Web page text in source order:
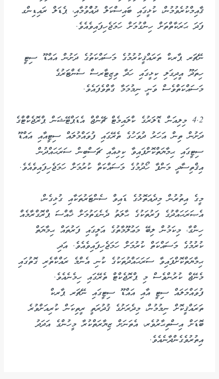
ޤާއިމްކުރެވުމުން، ކުޅީގައި ބައިސްކަލް ދުއްްވުމާއި، ޕެޑަލް ރައިޑިންގ
ފަދަ ޙަރަކާތްތަށް ހިންގުމަށް ހަމަޖެހިފައިވެއެވެ.
ނޭޗަރ ޕާރކް ތަރައްޤީކުރުމުގެ މަސައްކަތުގެ ދަށުން އައްޑޫ ސިޓީ
ހިތަދޫ އީދިގަލި ކިޅީގައި ހަދާ ވިޒިޓާރސް ސެންޓަރުގެ
މަސައްކަތްވެސް ވަނީ ނިމުމަމާ ގާތްވެފައެވެ.
4.2 މިލިއަން ޑޮލަރުގެ ކްލައިމެޓް ޗޭންޖް އެޑަޕްޓޭޝަން ޕްރޮޖެކްްޓްގެ
ދަށުން ތިން އަހަރު ދުވަހުގެ ތެރޭގައި ފުވައްމުލައް ސިޓީއާއި އައްޑޫ
ސިޓީގައި ޙިމާޔަތްކޮށްފައިވާ ކިޅިއާއި ޗަަސްބިން ސަރަޙައްދުން
އިޤްތިސާދީ މަންފާ ހޯދުމުގެ މަސައްކަތް ކުރުމަށް ހަމަޖެހިފައިވެއެވެ.
މީގެ އިތުރުން މިދެއަތޮޅުގެ ޑައިވް ސެންޓަރުތަކާއި ގުޅިގެން،
އެޞަރަޙައްދުގެ ފަރުތަކުގެ ޙާލަތު ދެނެގަތުމަށް ޚާއްސަ ޕްރޮގްރާމެއް
ހިންގާ، މިކަމުން ލިބޭ މަޢުލޫމާތުގެ އަލީގައި ފަރުތައް ޙިމާޔަތް
ކުރުމުގެ މަސައްކަތް ކުރުމަށް ހަމަޖެހިފައިވެއެވެ. އަދި
ޙިމާޔަތްކޮށްފައިވާ ސަރަޙައްދުތަކުގެ ކުނި އެންމެ ރައްކާތެރި ގޮތުގައި
މެނޭޖް ކުރުންވެސް މި ޕްރޮޖެކްޓް ތެރޭގައި ހިމެނެއެވެ.
ފުވައްމަލައް ސިޓީ އާއި އައްޑޫ ސިޓީގައި ނޭޗަރ ޕާރކް
ތަރައްޤީކޮށް ނިމުމުން، މިދެރަށުގެ ޤުދުރަތީ ރީތިކަން ކުރިއަށްވުރެ
ބޮޑަށް އިސްތިޙާރުވެރ، އެތަނަށް ޒިޔާރަތްކުރާ މީހުންގެ އަދަދު
އިތުރުވެގެންދާނެއެވެ.